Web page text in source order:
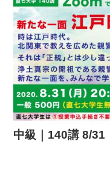
中級｜140講 8/31